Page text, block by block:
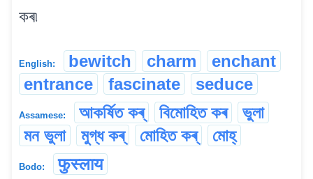
কৰ৷
English: bewitch charm
enchant
entrance
fascinate seduce
Assamese: আকৰ্ষিত কৰ্ বিমোহিত কৰ
ভুলা
মন ভুলা
মুগ্ধ কৰ্ মোহিত কৰ্ মোহ্
Bodo: फुस्लाय